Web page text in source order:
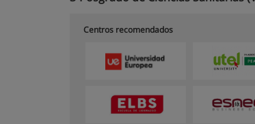
Centros recomendados